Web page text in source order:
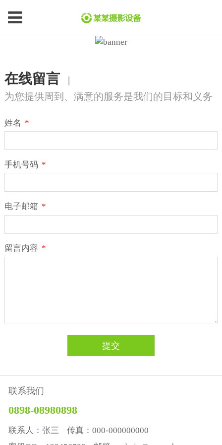
在线留言
|
为您提供周到、满意的服务是我们的目标和义务
姓名 *
手机号码 *
电子邮箱 *
留言内容 *
提交
联系我们
0898-08980898
联系人：张三 传真：000-000000000